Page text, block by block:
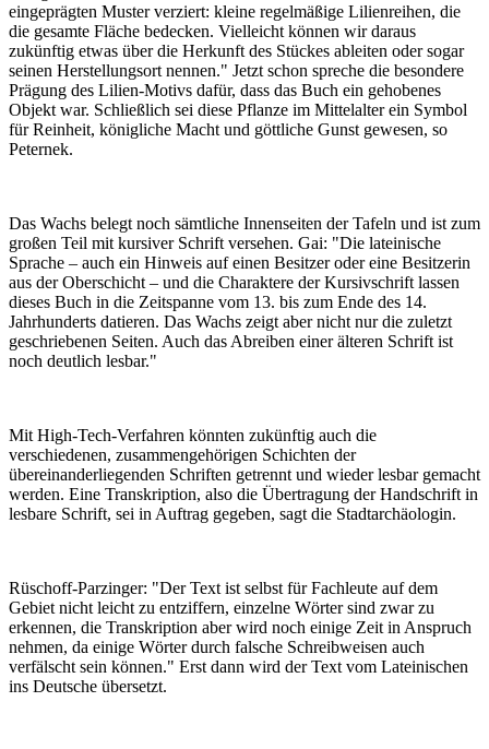
eingeprägten Muster verziert: kleine regelmäßige Lilienreihen, die
die gesamte Fläche bedecken. Vielleicht können wir daraus
zukünftig etwas über die Herkunft des Stückes ableiten oder sogar
seinen Herstellungsort nennen." Jetzt schon spreche die besondere
Prägung des Lilien-Motivs dafür, dass das Buch ein gehobenes
Objekt war. Schließlich sei diese Pflanze im Mittelalter ein Symbol
für Reinheit, königliche Macht und göttliche Gunst gewesen, so
Peternek.
Das Wachs belegt noch sämtliche Innenseiten der Tafeln und ist zum
großen Teil mit kursiver Schrift versehen. Gai: "Die lateinische
Sprache – auch ein Hinweis auf einen Besitzer oder eine Besitzerin
aus der Oberschicht – und die Charaktere der Kursivschrift lassen
dieses Buch in die Zeitspanne vom 13. bis zum Ende des 14.
Jahrhunderts datieren. Das Wachs zeigt aber nicht nur die zuletzt
geschriebenen Seiten. Auch das Abreiben einer älteren Schrift ist
noch deutlich lesbar."
Mit High-Tech-Verfahren könnten zukünftig auch die
verschiedenen, zusammengehörigen Schichten der
übereinanderliegenden Schriften getrennt und wieder lesbar gemacht
werden. Eine Transkription, also die Übertragung der Handschrift in
lesbare Schrift, sei in Auftrag gegeben, sagt die Stadtarchäologin.
Rüschoff-Parzinger: "Der Text ist selbst für Fachleute auf dem
Gebiet nicht leicht zu entziffern, einzelne Wörter sind zwar zu
erkennen, die Transkription aber wird noch einige Zeit in Anspruch
nehmen, da einige Wörter durch falsche Schreibweisen auch
verfälscht sein können." Erst dann wird der Text vom Lateinischen
ins Deutsche übersetzt.